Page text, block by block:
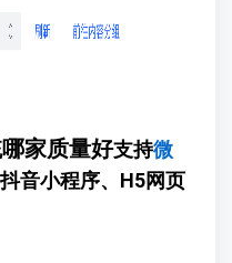
家质量好支持微
音小程序、H5网页